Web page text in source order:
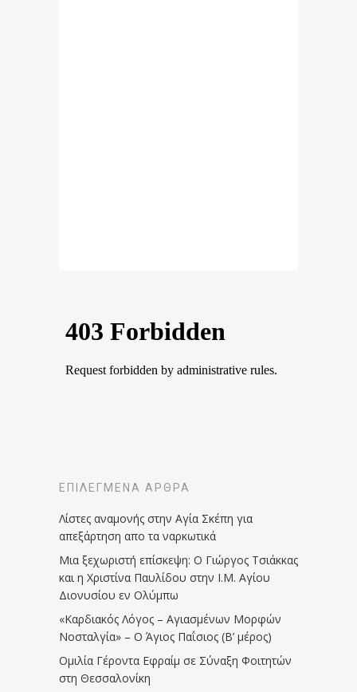
ΕΠΙΛΕΓΜΈΝΑ ΆΡΘΡΑ
Λίστες αναμονής στην Αγία Σκέπη για
απεξάρτηση απο τα ναρκωτικά
Μια ξεχωριστή επίσκεψη: Ο Γιώργος Τσιάκκας
και η Χριστίνα Παυλίδου στην Ι.Μ. Αγίου
Διονυσίου εν Ολύμπω
«Καρδιακός Λόγος – Αγιασμένων Μορφών
Νοσταλγία» – Ο Άγιος Παΐσιος (Β’ μέρος)
Ομιλία Γέροντα Εφραίμ σε Σύναξη Φοιτητών
στη Θεσσαλονίκη